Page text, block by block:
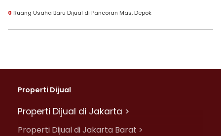
0 Ruang Usaha Baru Dijual di Pancoran Mas, Depok
Properti Dijual
Properti Dijual di Jakarta >
Properti Dijual di Jakarta Barat >